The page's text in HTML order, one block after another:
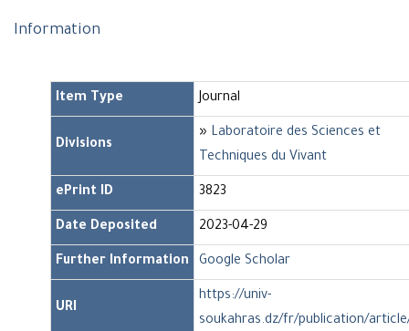
Information
Item Type Journal
Divisions
» Laboratoire des Sciences et
Techniques du Vivant
ePrint ID 3823
Date Deposited 2023-04-29
Further Information Google Scholar
URI
https://univ-
soukahras.dz/fr/publication/